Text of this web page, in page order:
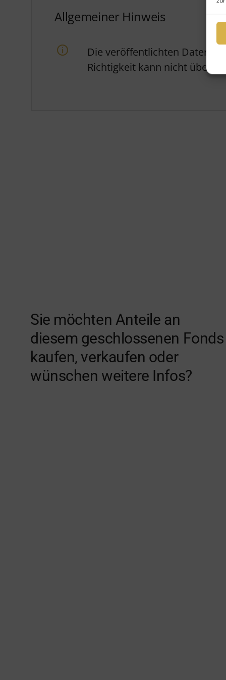
Allgemeiner Hinweis
Die veröffentlichten Daten
Richtigkeit kann nicht
Sie möchten Anteile an
diesem geschlossenen Fonds
kaufen, verkaufen oder
wünschen weitere Infos?